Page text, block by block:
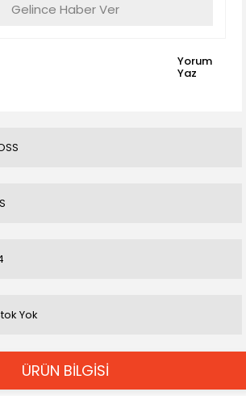
Yok
Gelince Haber Ver
Yorum
Yaz
ÜRÜN BİLGİSİ